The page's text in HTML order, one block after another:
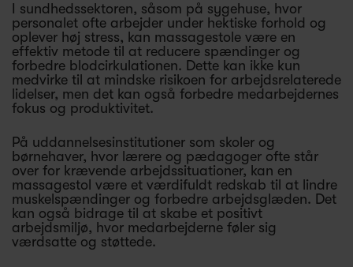
I sundhedssektoren, såsom på sygehuse, hvor
personalet ofte arbejder under hektiske forhold og
oplever høj stress, kan massagestole være en
effektiv metode til at reducere spændinger og
forbedre blodcirkulationen. Dette kan ikke kun
medvirke til at mindske risikoen for arbejdsrelaterede
lidelser, men det kan også forbedre medarbejdernes
fokus og produktivitet.
På uddannelsesinstitutioner som skoler og
børnehaver, hvor lærere og pædagoger ofte står
over for krævende arbejdssituationer, kan en
massagestol være et værdifuldt redskab til at lindre
muskelspændinger og forbedre arbejdsglæden. Det
kan også bidrage til at skabe et positivt
arbejdsmiljø, hvor medarbejderne føler sig
værdsatte og støttede.